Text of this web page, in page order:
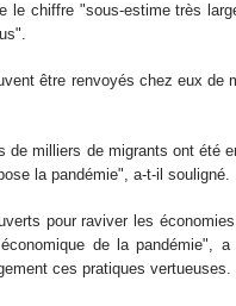
le chiffre "sous-estime très
être renvoyés chez eux de
milliers de migrants ont été
la pandémie", a-t-il souligné.
pour raviver les
de la pandémie",
ces pratiques vertueuses.